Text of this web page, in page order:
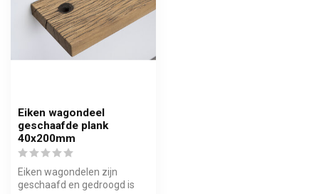
Eiken wagondeel
geschaafde plank
40x200mm
Eiken wagondelen zijn
geschaafd en gedroogd is